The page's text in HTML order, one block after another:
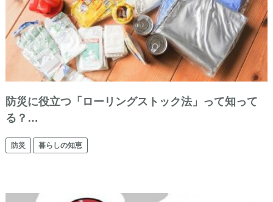
防災に役立つ「ローリングストック法」って知って
る？…
防災 暮らしの知恵